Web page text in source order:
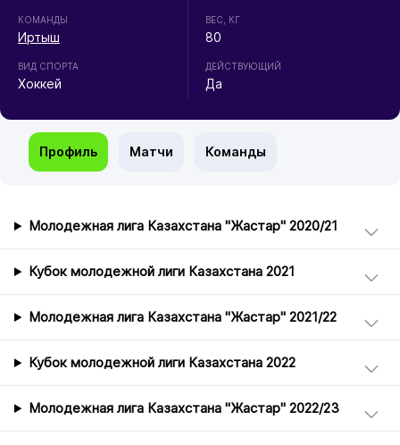
КОМАНДЫ
Иртыш
ВИД СПОРТА
Хоккей
ВЕС, КГ
80
ДЕЙСТВУЮЩИЙ
Да
Профиль Матчи Команды
Молодежная лига Казахстана "Жастар" 2020/21
Кубок молодежной лиги Казахстана 2021
Молодежная лига Казахстана "Жастар" 2021/22
Кубок молодежной лиги Казахстана 2022
Молодежная лига Казахстана "Жастар" 2022/23